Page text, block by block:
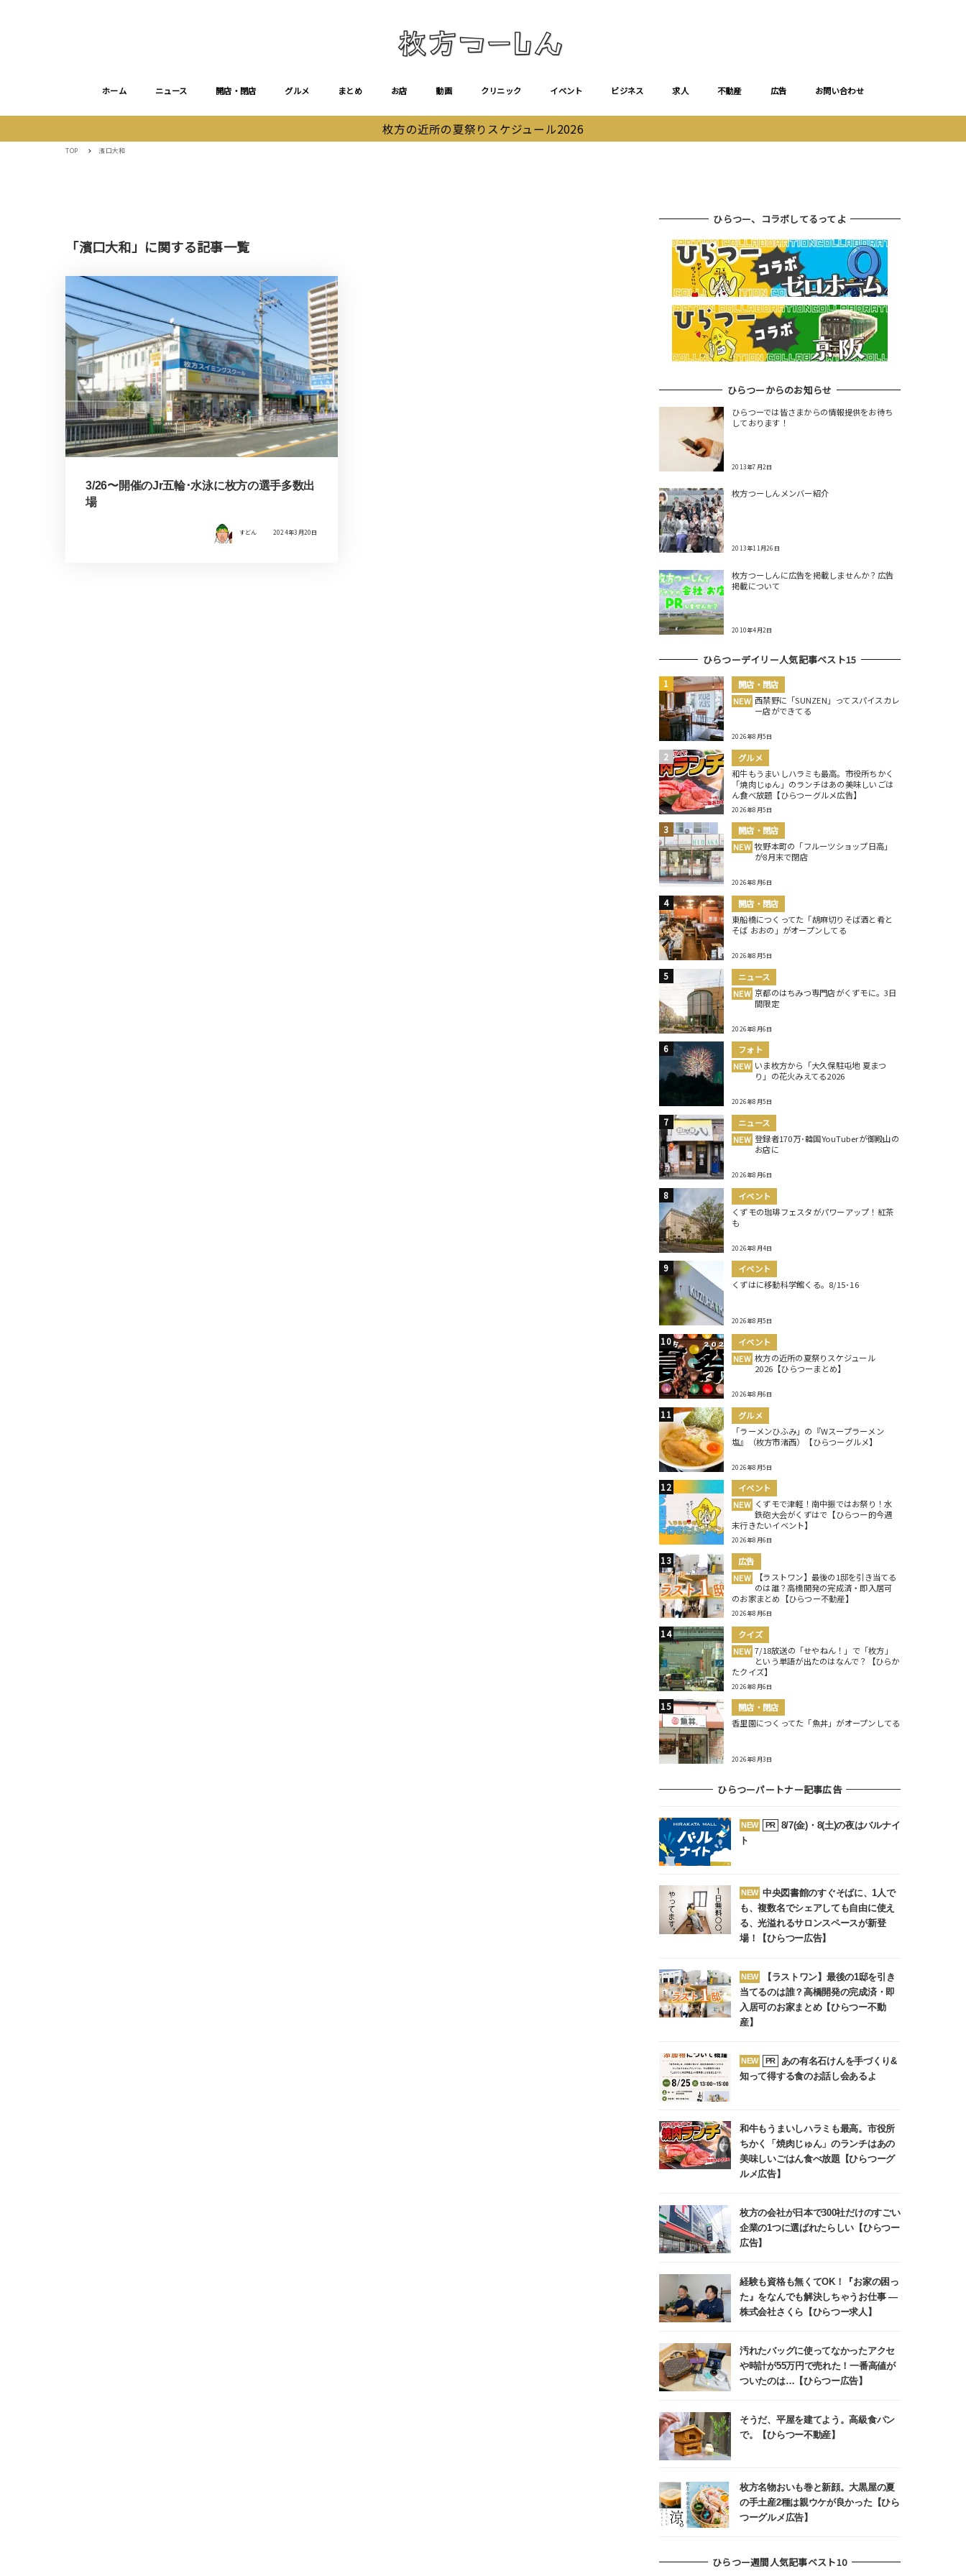
ホーム ニュース 開店・閉店 グルメ まとめ お店 動画 クリニック イベント ビジネス 求人 不動産 広告 お問い合わせ
枚方の近所の夏祭りスケジュール2026
TOP 濱口大和
「濱口大和」に関する記事一覧
3/26〜開催のJr五輪･水泳に枚方の選手多数出
場
すどん 2024年3月20日
ひらつー、コラボしてるってよ
ひらつーからのお知らせ
ひらつーでは皆さまからの情報提供をお待ち
しております！
2013年7月2日
枚方つーしんメンバー紹介
2013年11月26日
枚方つーしんに広告を掲載しませんか？広告
掲載について
2010年4月2日
ひらつーデイリー人気記事ベスト15
開店・閉店
NEW 西禁野に「SUNZEN」ってスパイスカレ
ー店ができてる
2026年8月5日
グルメ
和牛もうまいしハラミも最高。市役所ちかく
「焼肉じゅん」のランチはあの美味しいごは
ん食べ放題【ひらつーグルメ広告】
2026年8月5日
開店・閉店
NEW 牧野本町の「フルーツショップ日高」
が8月末で閉店
2026年8月6日
開店・閉店
東船橋につくってた「胡麻切りそば酒と肴と
そば おおの」がオープンしてる
2026年8月5日
ニュース
NEW 京都のはちみつ専門店がくずモに。3日
間限定
2026年8月6日
フォト
NEW いま枚方から「大久保駐屯地 夏まつ
り」の花火みえてる2026
2026年8月5日
ニュース
NEW 登録者170万･韓国YouTuberが御殿山の
お店に
2026年8月6日
イベント
くずモの珈琲フェスタがパワーアップ！紅茶
も
2026年8月4日
イベント
くずはに移動科学館くる。8/15･16
2026年8月5日
イベント
NEW 枚方の近所の夏祭りスケジュール
2026【ひらつーまとめ】
2026年8月6日
グルメ
「ラーメンひふみ」の『Wスープラーメン
塩』（枚方市渚西）【ひらつーグルメ】
2026年8月5日
イベント
NEW くずモで津軽！南中振ではお祭り！水
鉄砲大会がくずはで【ひらつー的今週
末行きたいイベント】
2026年8月6日
広告
NEW
【ラストワン】最後の1邸を引き当てる
のは誰？高橋開発の完成済・即入居可
のお家まとめ【ひらつー不動産】
2026年8月6日
クイズ
NEW 7/18放送の「せやねん！」で「枚方」
という単語が出たのはなんで？【ひらか
たクイズ】
2026年8月6日
開店・閉店
香里園につくってた「魚丼」がオープンしてる
2026年8月3日
ひらつーパートナー記事広告
NEW PR
8/7(金)・8(土)の夜はバルナイ
ト
NEW 中央図書館のすぐそばに、1人で
も、複数名でシェアしても自由に使え
る、光溢れるサロンスペースが新登
場！【ひらつー広告】
NEW
【ラストワン】最後の1邸を引き
当てるのは誰？高橋開発の完成済・即
入居可のお家まとめ【ひらつー不動
産】
NEW PR
あの有名石けんを手づくり&
知って得する食のお話し会あるよ
和牛もうまいしハラミも最高。市役所
ちかく「焼肉じゅん」のランチはあの
美味しいごはん食べ放題【ひらつーグ
ルメ広告】
枚方の会社が日本で300社だけのすごい
企業の1つに選ばれたらしい【ひらつー
広告】
経験も資格も無くてOK！『お家の困っ
た』をなんでも解決しちゃうお仕事 ―
株式会社さくら【ひらつー求人】
汚れたバッグに使ってなかったアクセ
や時計が55万円で売れた！一番高値が
ついたのは…【ひらつー広告】
そうだ、平屋を建てよう。高級食パン
で。【ひらつー不動産】
枚方名物おいも巻と新顔。大黒屋の夏
の手土産2種は親ウケが良かった【ひら
つーグルメ広告】
ひらつー週間人気記事ベスト10